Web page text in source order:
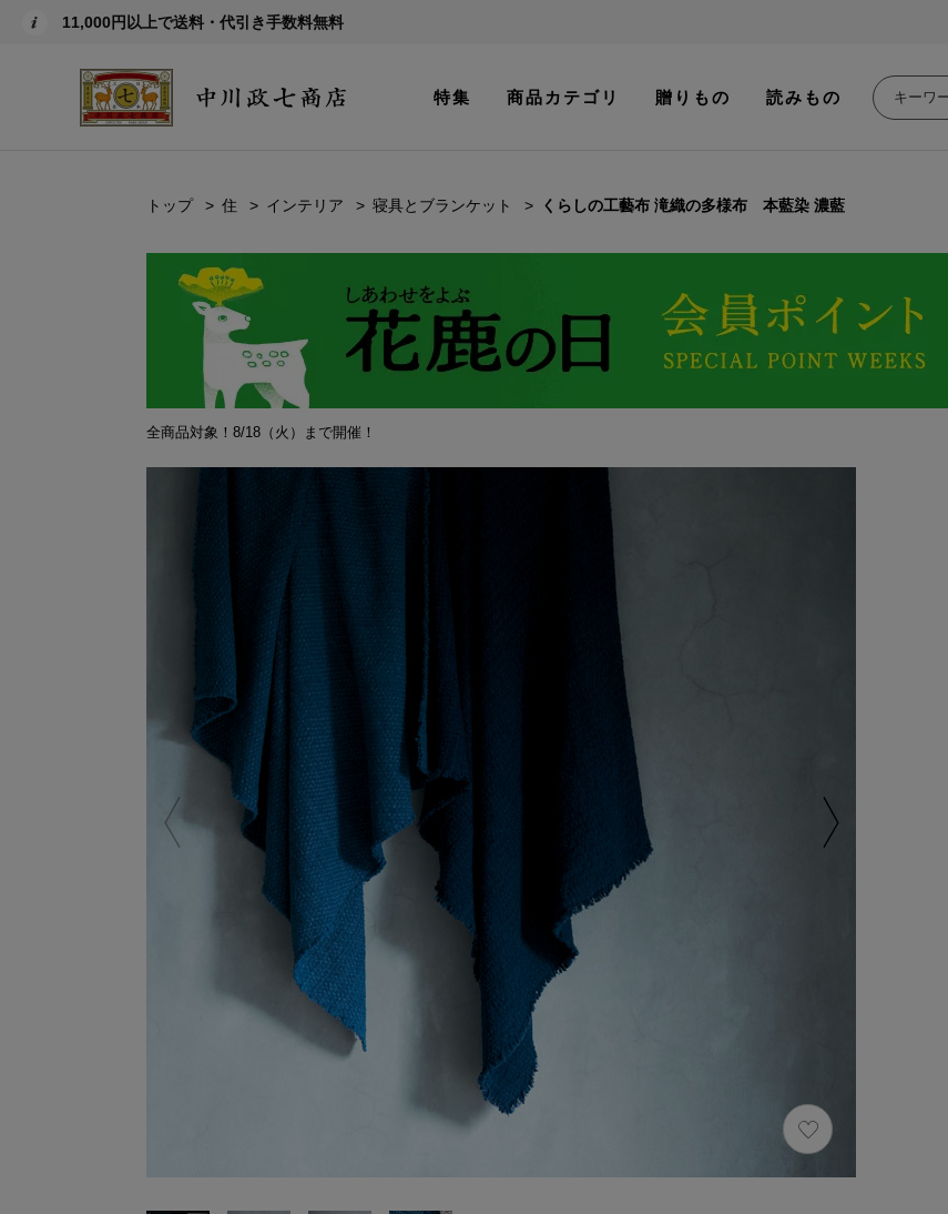
11,000円以上で送料・代引き手数料無料
特集 商品カテゴリ 贈りもの 読みもの
トップ 住 インテリア 寝具とブランケット くらしの工藝布 滝織の多様布 本藍染 濃藍
全商品対象！8/18（火）まで開催！